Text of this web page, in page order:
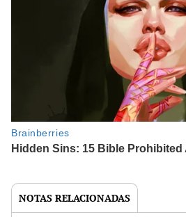
NOTAS RELACIONADAS